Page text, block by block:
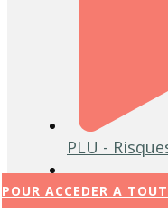
PLU -
POUR ACCEDER A